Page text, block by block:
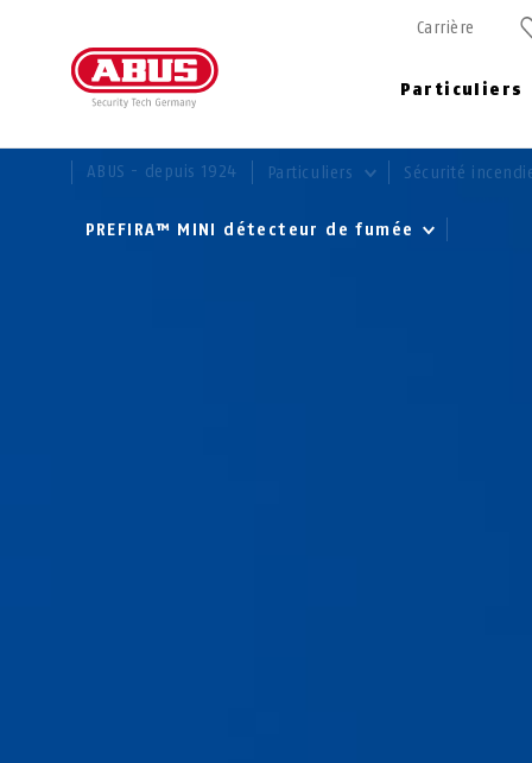
Particuliers
Carrière
VOUS ÊTES ICI:
ABUS - depuis 1924 Particuliers Sécurité
PREFIRA™ MINI détecteur de fumée